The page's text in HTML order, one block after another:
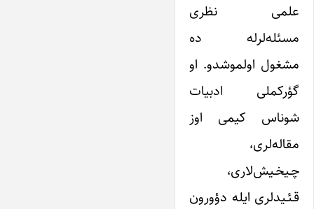
علمی نظری
مسئله‌لرله ده
مشغول اولموشدو. او
گؤرکملی ادبیات
شوناس کیمی اوز
مقاله‌لری،
چـیخـیش‌لاری،
قـئـیدلری ایله دؤورون